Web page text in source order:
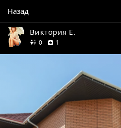
Назад
Виктория Е.
0друзей
1